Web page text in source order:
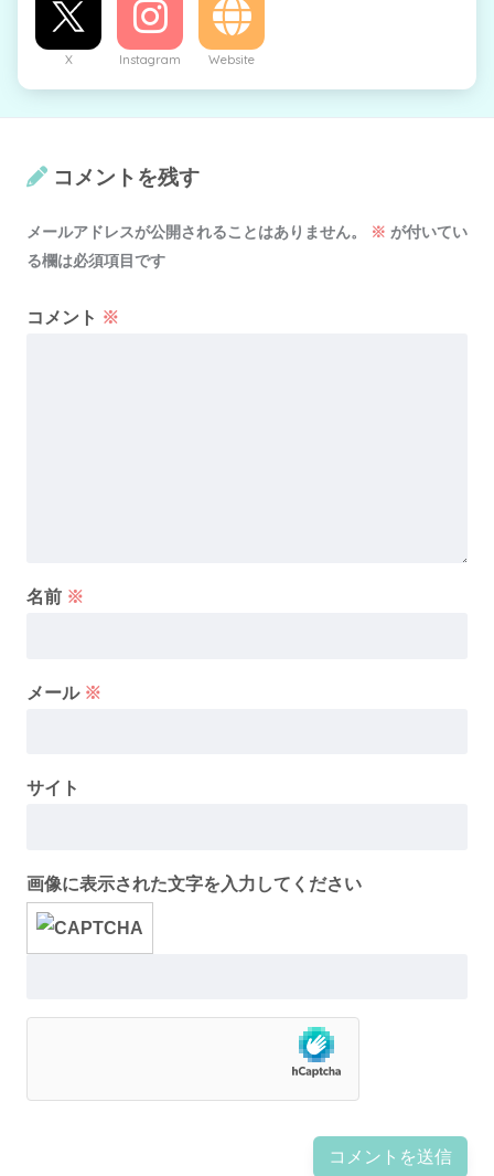
X Instagram Website
コメントを残す
メールアドレスが公開されることはありません。 ※ が付いてい
る欄は必須項目です
コメント ※
名前 ※
メール ※
サイト
画像に表示された文字を入力してください